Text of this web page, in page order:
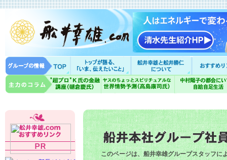
このページは、船井幸雄グループスタッフに